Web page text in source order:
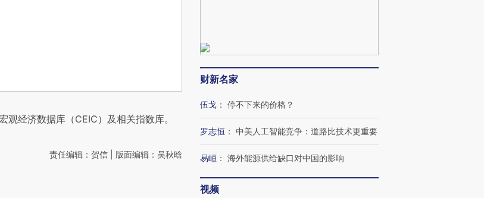
观经济数据库（CEIC）及相关指数库。
责任编辑：贺信 | 版面编辑：吴秋晗
财新名家
伍戈 ： 停不下来的价格？
罗志恒 ： 中美人工智能竞争：道路比技术更重要
易峘 ： 海外能源供给缺口对中国的影响
视频